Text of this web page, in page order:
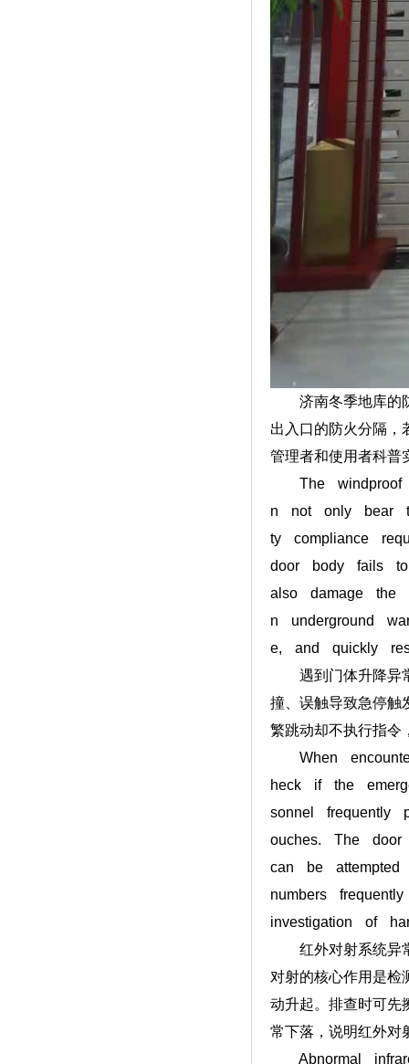
济南冬季地库的防
出入口的防火分隔，
管理者和使用者科普
The windproof
n not only bear
ty compliance
door body fails
also damage the
n underground
e, and quickly
遇到门体升降异常
撞、误触导致急停触
繁跳动却不执行指令
When
heck if the
sonnel
ouches. The
can be
numbers
investigation of
红外对射系统异常
对射的核心作用是检
动升起。排查时可先
常下落，说明红外对
Abnormal